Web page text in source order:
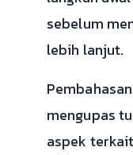
sebelum
lebih lanjut.
mengupas
aspek